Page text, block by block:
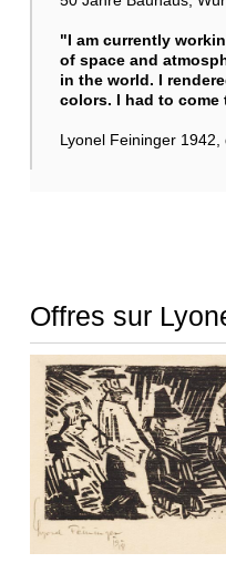
"I am currently
of space and
in the world. I
colors. I had to
Lyonel Feininger
Offres sur